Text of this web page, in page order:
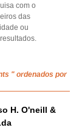
com o
das
ou
" ordenados por
H. O'neill &